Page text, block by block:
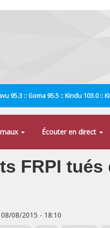
95.3 :: Goma 95.5 :: Kindu 103.0
Écouter en direct
FRPI
08/2015 - 18:10